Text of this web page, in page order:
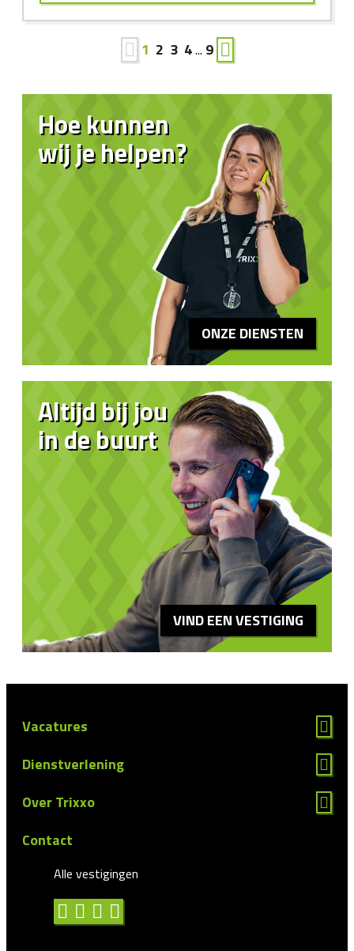
1 2 3 4... 9
Hoe kunnen
wij je helpen?
ONZE DIENSTEN
Altijd bij jou
in de buurt
VIND EEN VESTIGING
Vacatures
Dienstverlening
Over Trixxo
Contact
Alle vestigingen